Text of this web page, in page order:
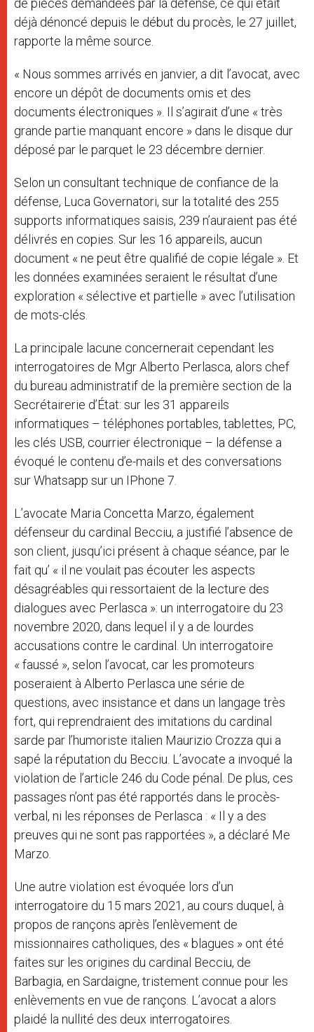
de pièces demandées par la défense, ce qui était
déjà dénoncé depuis le début du procès, le 27 juillet,
rapporte la même source.
« Nous sommes arrivés en janvier, a dit l’avocat, avec
encore un dépôt de documents omis et des
documents électroniques ». Il s’agirait d’une « très
grande partie manquant encore » dans le disque dur
déposé par le parquet le 23 décembre dernier.
Selon un consultant technique de confiance de la
défense, Luca Governatori, sur la totalité des 255
supports informatiques saisis, 239 n’auraient pas été
délivrés en copies. Sur les 16 appareils, aucun
document « ne peut être qualifié de copie légale ». Et
les données examinées seraient le résultat d’une
exploration « sélective et partielle » avec l’utilisation
de mots-clés.
La principale lacune concernerait cependant les
interrogatoires de Mgr Alberto Perlasca, alors chef
du bureau administratif de la première section de la
Secrétairerie d’État: sur les 31 appareils
informatiques – téléphones portables, tablettes, PC,
les clés USB, courrier électronique – la défense a
évoqué le contenu d’e-mails et des conversations
sur Whatsapp sur un IPhone 7.
L’avocate Maria Concetta Marzo, également
défenseur du cardinal Becciu, a justifié l’absence de
son client, jusqu’ici présent à chaque séance, par le
fait qu’ « il ne voulait pas écouter les aspects
désagréables qui ressortaient de la lecture des
dialogues avec Perlasca »: un interrogatoire du 23
novembre 2020, dans lequel il y a de lourdes
accusations contre le cardinal.
Un interrogatoire
« faussé », selon l’avocat, car les promoteurs
poseraient à Alberto Perlasca une série de
questions, avec insistance et dans un langage très
fort, qui reprendraient des imitations du cardinal
sarde par l’humoriste italien Maurizio Crozza qui a
sapé la réputation du Becciu. L’avocate a invoqué la
violation de l’article 246 du Code pénal.
De plus, ces
passages n’ont pas été rapportés dans le procès-
verbal, ni les réponses de Perlasca : « Il y a des
preuves qui ne sont pas rapportées », a déclaré Me
Marzo.
Une autre violation est évoquée lors d’un
interrogatoire du 15 mars 2021, au cours duquel, à
propos de rançons après l’enlèvement de
missionnaires catholiques, des « blagues » ont été
faites sur les origines du cardinal Becciu, de
Barbagia, en Sardaigne, tristement connue pour les
enlèvements en vue de rançons. L’avocat a alors
plaidé la nullité des deux interrogatoires.